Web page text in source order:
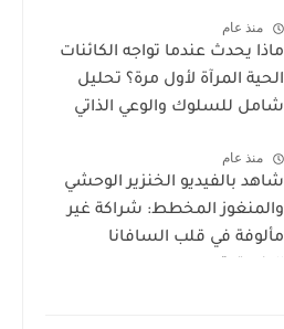
منذ عام
ماذا يحدث عندما تواجه الكائنات
الحية المرآة لأول مرة؟ تحليل
شامل للسلوك والوعي الذاتي
منذ عام
شاهد بالفيديو الخنزير الوحشي
والمنغوز المخطط: شراكة غير
مألوفة في قلب السافانا